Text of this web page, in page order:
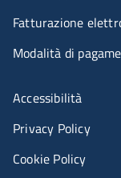
Fatturazione
Modalità di
Menù
Accessibilità
Privacy Policy
Cookie Policy